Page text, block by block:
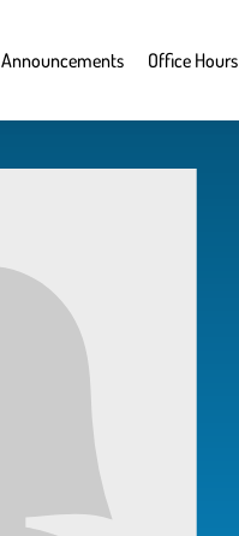
Announcements Office Hours